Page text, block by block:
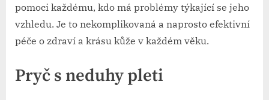
pomoci každému, kdo má problémy týkající se jeho
vzhledu. Je to nekomplikovaná a naprosto efektivní
péče o zdraví a krásu kůže v každém věku.
Pryč s neduhy pleti